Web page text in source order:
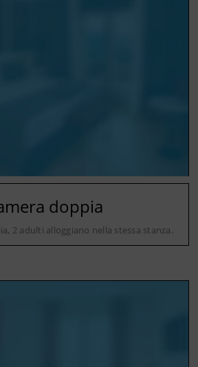
doppia
2 adulti alloggiano nella stessa stanza.